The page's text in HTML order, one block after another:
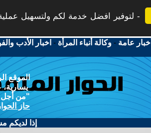
لتوفير افضل خدمة لكم ولتسهيل
أخبار عامة -وكالة أنباء المرأة - اخبار الأدب
الموقع
يسارية،
"من أجل
حاز
إذا لديكم